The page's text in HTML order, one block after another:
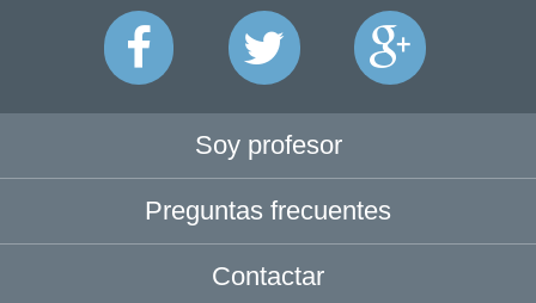
Soy profesor
Preguntas frecuentes
Contactar